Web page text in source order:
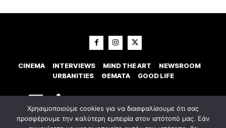
CINEMA INTERVIEWS MIND THE ART
NEWSROOM
URBANITIES
ΘΕΜΑΤΑ GOOD LIFE
Χρησιμοποιούμε cookies για να διασφαλίσουμε ότι σας
προσφέρουμε την καλύτερη εμπειρία στον ιστότοπό μας. Εάν